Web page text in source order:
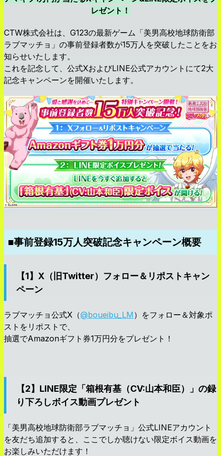
レゼント！
CTW株式会社は、G123の最新ゲーム「美男高校地球防衛部
ラブマッチョ」の事前登録者数が15万人を突破したことをお
知らせいたします。
これを記念して、公式XおよびLINE公式アカウントにて2大
記念キャンペーンを開催いたします。
■事前登録15万人突破記念キャンペーン概要
【1】X（旧Twitter）フォロー＆リポストキャン
ペーン
ラブマッチョ公式X（@boueibu_LM ）をフォロー＆対象ポ
ストをリポストで、
抽選でAmazonギフト券1万円分をプレゼント！
【2】LINE限定「箱根有基（CV:山本和臣）」の録
り下ろしボイス動画プレゼント
「美男高校地球防衛部ラブマッチョ」公式LINEアカウント
を友だち追加すると、ここでしか聴けない限定ボイス動画を
お楽しみいただけます！